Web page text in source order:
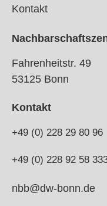
Kontakt
Fahrenheitstr. 49
53125 Bonn
Kontakt
+49 (0) 228 29 80 96
+49 (0) 228 92 58
nbb@dw-bonn.de